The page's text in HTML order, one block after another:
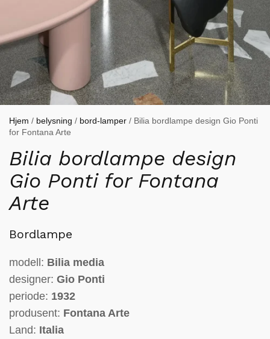
Hjem / belysning / bord-lamper / Bilia bordlampe design Gio Ponti
for Fontana Arte
Bilia bordlampe design
Gio Ponti for Fontana
Arte
Bordlampe
modell: Bilia media
designer: Gio Ponti
periode: 1932
produsent: Fontana Arte
Land: Italia